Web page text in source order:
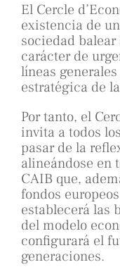
El Cercle
existencia de
sociedad
carácter de
líneas
estratégica de
Por tanto, el
invita a todos
pasar de la
alineándose en
CAIB que,
fondos
establecerá las
del modelo
configurará el
generaciones.